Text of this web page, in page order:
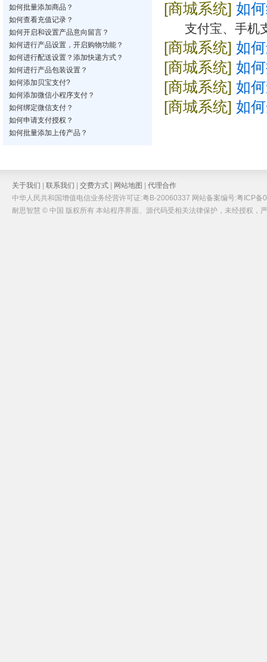
如何批量添加商品？
如何查看充值记录？
如何开启和设置产品意向留言？
如何进行产品设置，开启购物功能？
如何进行配送设置？添加快递方式？
如何进行产品包装设置？
如何添加贝宝支付?
如何添加微信小程序支付？
如何绑定微信支付？
如何申请支付授权？
如何批量添加上传产品？
[商城系统] 如
支付宝、手机
[商城系统] 如
[商城系统] 如
[商城系统] 如
[商城系统] 如
关于我们 联系我们 交费方式 网站地图
代理合作
中华人民共和国增值电信业务经营许可证:粤B-20060337 网站备案编号:粤ICP备
耐思智慧 © 中国 版权所有 本站程序界面、源代码受相关法律保护，未经授权，